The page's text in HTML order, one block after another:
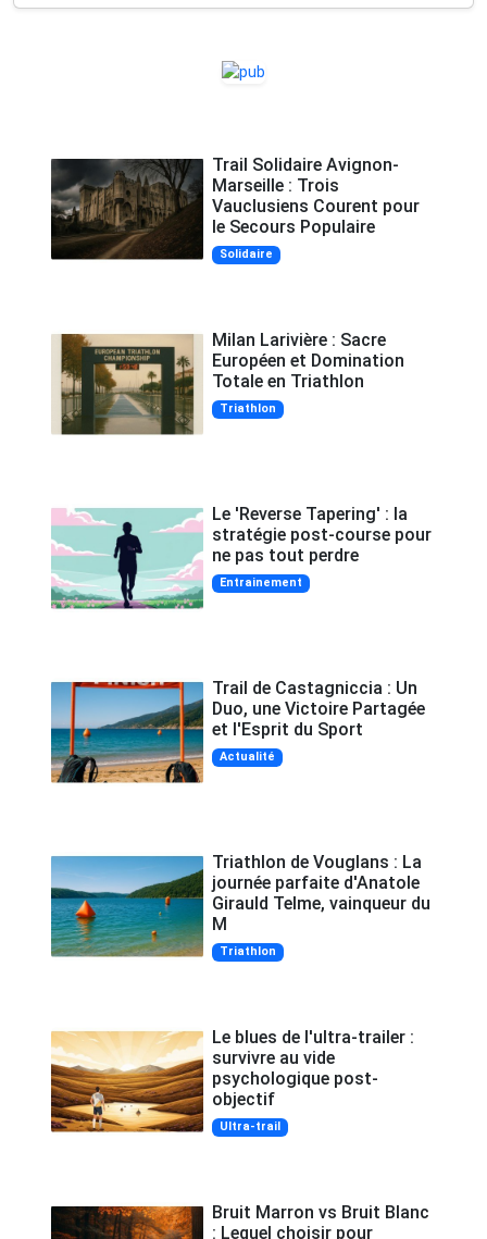
Trail Solidaire Avignon-
Marseille : Trois
Vauclusiens Courent pour
le Secours Populaire
Solidaire
Milan Larivière : Sacre
Européen et Domination
Totale en Triathlon
Triathlon
Le 'Reverse Tapering' : la
stratégie post-course pour
ne pas tout perdre
Entrainement
Trail de Castagniccia : Un
Duo, une Victoire Partagée
et l'Esprit du Sport
Actualité
Triathlon de Vouglans : La
journée parfaite d'Anatole
Girauld Telme, vainqueur du
M
Triathlon
Le blues de l'ultra-trailer :
survivre au vide
psychologique post-
objectif
Ultra-trail
Bruit Marron vs Bruit Blanc
: Lequel choisir pour